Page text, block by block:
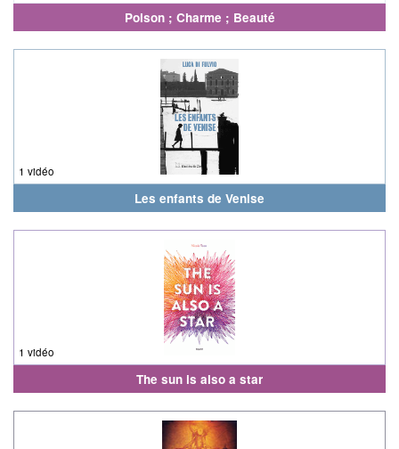
Poison ; Charme ; Beauté
1 vidéo
Les enfants de Venise
1 vidéo
The sun is also a star